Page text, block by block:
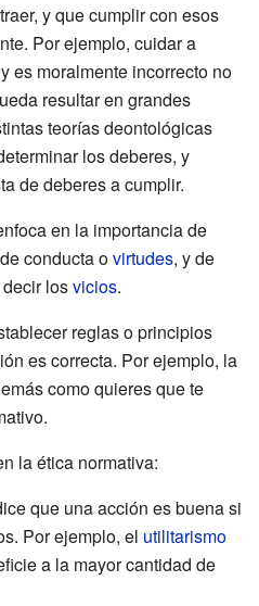
y que cumplir con esos
Por ejemplo, cuidar a
es moralmente incorrecto no
resultar en grandes
teorías deontológicas
los deberes, y
de deberes a cumplir.
en la importancia de
conducta ovirtudes, y de
losvicios.
reglas o principios
es correcta. Por ejemplo, la
como quieres que te
la ética normativa:
que una acción es buena si
Por ejemplo, el utilitarismo
a la mayor cantidad de